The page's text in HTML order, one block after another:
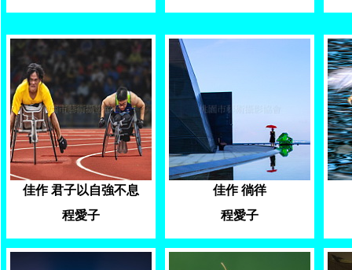
佳作 君子以自強不息
程愛子
佳作 徜徉
程愛子